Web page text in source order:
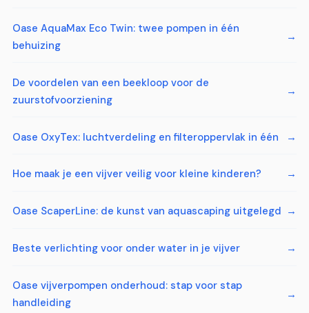
Oase AquaMax Eco Twin: twee pompen in één
behuizing
De voordelen van een beekloop voor de
zuurstofvoorziening
Oase OxyTex: luchtverdeling en filteroppervlak in één
Hoe maak je een vijver veilig voor kleine kinderen?
Oase ScaperLine: de kunst van aquascaping uitgelegd
Beste verlichting voor onder water in je vijver
Oase vijverpompen onderhoud: stap voor stap
handleiding